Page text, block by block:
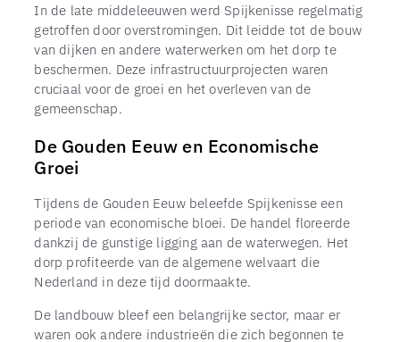
In de late middeleeuwen werd Spijkenisse regelmatig
getroffen door overstromingen. Dit leidde tot de bouw
van dijken en andere waterwerken om het dorp te
beschermen. Deze infrastructuurprojecten waren
cruciaal voor de groei en het overleven van de
gemeenschap.
De Gouden Eeuw en Economische
Groei
Tijdens de Gouden Eeuw beleefde Spijkenisse een
periode van economische bloei. De handel floreerde
dankzij de gunstige ligging aan de waterwegen. Het
dorp profiteerde van de algemene welvaart die
Nederland in deze tijd doormaakte.
De landbouw bleef een belangrijke sector, maar er
waren ook andere industrieën die zich begonnen te